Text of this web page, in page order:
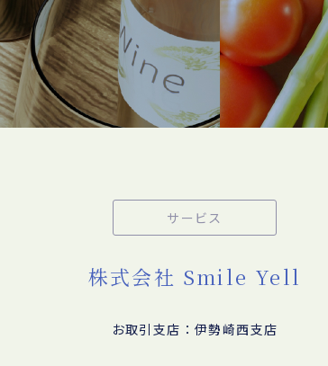
サービス
株式会社 Smile Yell
お取引支店：伊勢崎西支店